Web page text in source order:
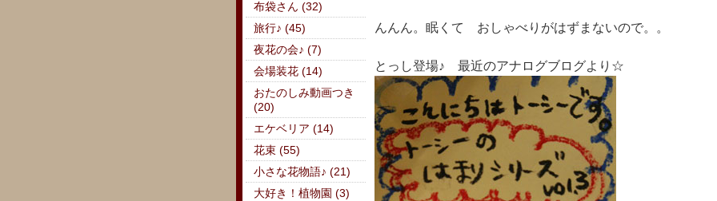
んんん。眠くて おしゃべりがはずまないので。。
とっし登場♪ 最近のアナログブログより☆
布袋さん (32)
旅行♪ (45)
夜花の会♪ (7)
会場装花 (14)
おたのしみ動画つき
(20)
エケベリア (14)
花束 (55)
小さな花物語♪ (21)
大好き！植物園 (3)